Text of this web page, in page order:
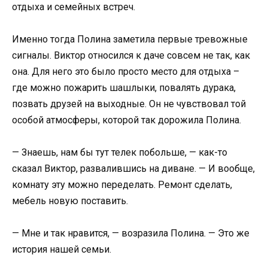
отдыха и семейных встреч.
Именно тогда Полина заметила первые тревожные
сигналы. Виктор относился к даче совсем не так, как
она. Для него это было просто место для отдыха –
где можно пожарить шашлыки, повалять дурака,
позвать друзей на выходные. Он не чувствовал той
особой атмосферы, которой так дорожила Полина.
— Знаешь, нам бы тут телек побольше, — как-то
сказал Виктор, развалившись на диване. — И вообще,
комнату эту можно переделать. Ремонт сделать,
мебель новую поставить.
— Мне и так нравится, — возразила Полина. — Это же
история нашей семьи.